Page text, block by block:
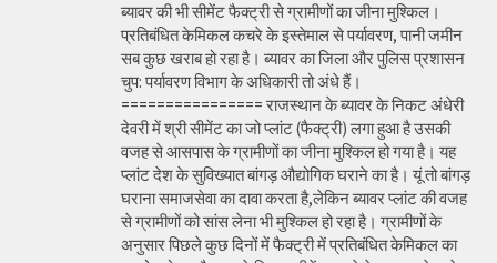
ब्यावर की भी सीमेंट फैक्ट्री से ग्रामीणों का जीना मुश्किल।
प्रतिबंधित केमिकल कचरे के इस्तेमाल से पर्यावरण, पानी जमीन
सब कुछ खराब हो रहा है। ब्यावर का जिला और पुलिस प्रशासन
चुप: पर्यावरण विभाग के अधिकारी तो अंधे हैं।
================ राजस्थान के ब्यावर के निकट अंधेरी
देवरी में श्री सीमेंट का जो प्लांट (फैक्ट्री) लगा हुआ है उसकी
वजह से आसपास के ग्रामीणों का जीना मुश्किल हो गया है। यह
प्लांट देश के सुविख्यात बांगड़ औद्योगिक घराने का है। यूं तो बांगड़
घराना समाजसेवा का दावा करता है,लेकिन ब्यावर प्लांट की वजह
से ग्रामीणों को सांस लेना भी मुश्किल हो रहा है। ग्रामीणों के
अनुसार पिछले कुछ दिनों में फैक्ट्री में प्रतिबंधित केमिकल का